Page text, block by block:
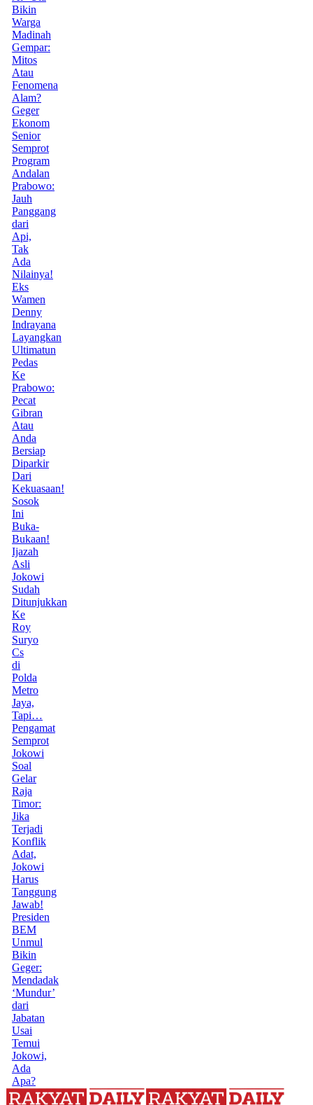
Bikin
Warga
Madinah
Gempar:
Mitos
Atau
Fenomena
Alam?
Geger
Ekonom
Senior
Semprot
Program
Andalan
Prabowo:
Jauh
Panggang
dari
Api,
Tak
Ada
Nilainya!
Eks
Wamen
Denny
Indrayana
Layangkan
Ultimatun
Pedas
Ke
Prabowo:
Pecat
Gibran
Atau
Anda
Bersiap
Diparkir
Dari
Kekuasaan!
Sosok
Ini
Buka-
Bukaan!
Ijazah
Asli
Jokowi
Sudah
Ditunjukkan
Ke
Roy
Suryo
Cs
di
Polda
Metro
Jaya,
Tapi…
Pengamat
Semprot
Jokowi
Soal
Gelar
Raja
Timor:
Jika
Terjadi
Konflik
Adat,
Jokowi
Harus
Tanggung
Jawab!
Presiden
BEM
Unmul
Bikin
Geger:
Mendadak
‘Mundur’
dari
Jabatan
Usai
Temui
Jokowi,
Ada
Apa?